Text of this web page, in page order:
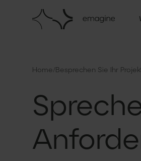
Home/Besprechen Sie Ihr